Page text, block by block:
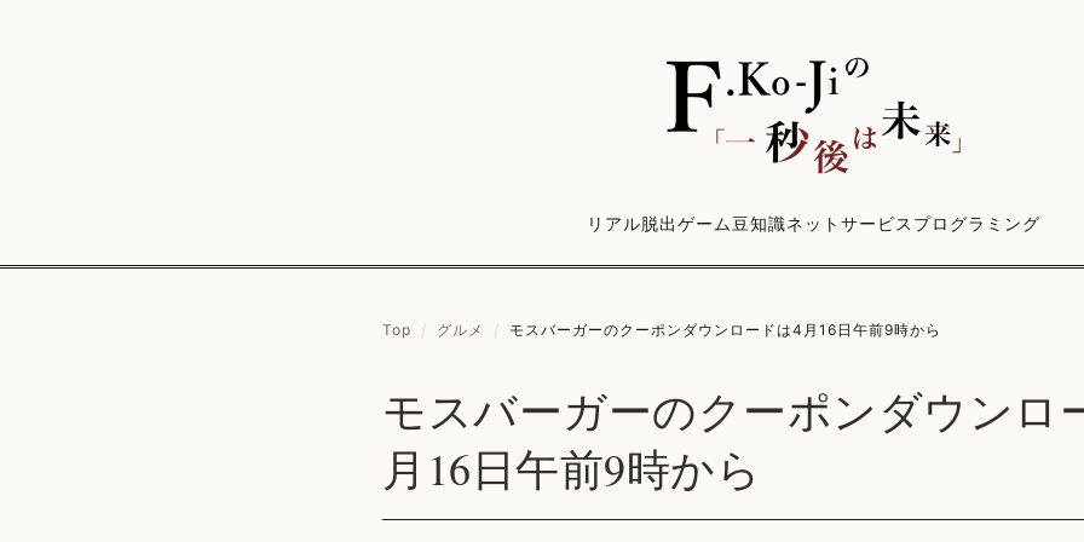
リアル脱出ゲーム豆知識ネットサービス プログラミング
Top / グルメ / モスバーガーのクーポンダウンロードは4月16日午前9時から
モスバーガーのクーポンダウンロ
月16日午前9時から